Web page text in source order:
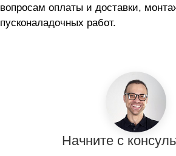
вопросам оплаты и доставки,
пусконаладочных работ.
Начните с